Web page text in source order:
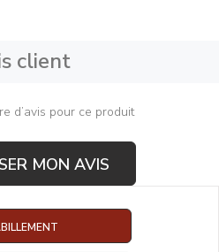
client
d’avis pour ce produit
MON AVIS